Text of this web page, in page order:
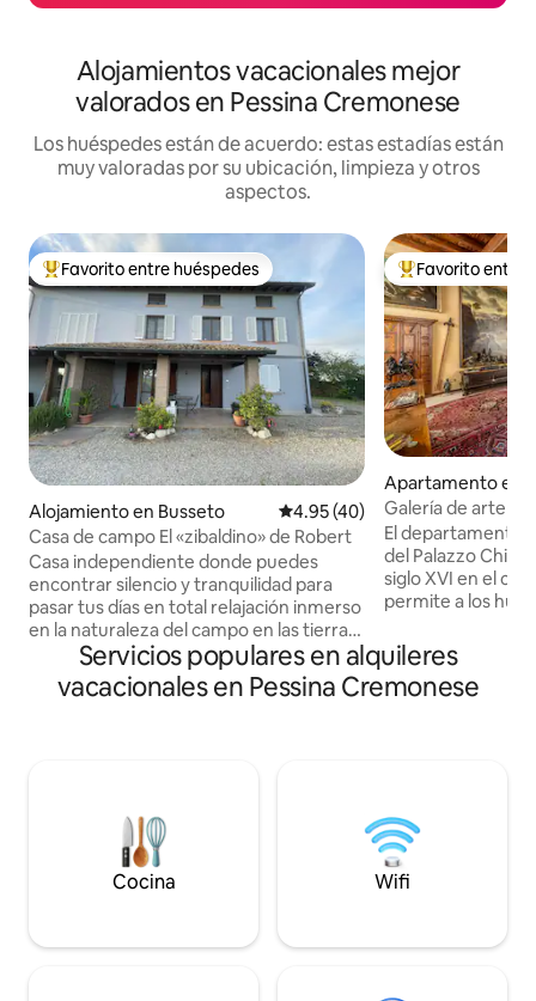
Alojamientos vacacionales mejor
valorados en Pessina Cremonese
Los huéspedes están de acuerdo: estas estadías están
muy valoradas por su ubicación, limpieza y otros
aspectos.
Favorito entre huéspedes preferido
Favorito entre huéspedes
Alojamiento en Busseto Calificación promedio: 4.95 de
4.95 (40)
Casa de campo El «zibaldino» de Robert
Casa independiente donde puedes
encontrar silencio y tranquilidad para
pasar tus días en total relajación inmerso
en la naturaleza del campo en las tierras
verdianas. A un tiro de piedra del lugar
de nacimiento de Giuseppe Verdi y del
Museo Giovannino Guareschi, del que
autopista y del Outlet Fidenza Village. Si
eres un amante de los animales, te
recibirán nuestros amigos peludos.
Favorito entre
Favorito entre
Apartamento en
Galería de arte
Dogeshouse
El departamento
del Palazzo
siglo XVI en el
permite a los
épocas pasadas.
representativos
transformar la
el Museo Santa
Servicios populares en alquileres
vacacionales en Pessina Cremonese
Cocina Wifi